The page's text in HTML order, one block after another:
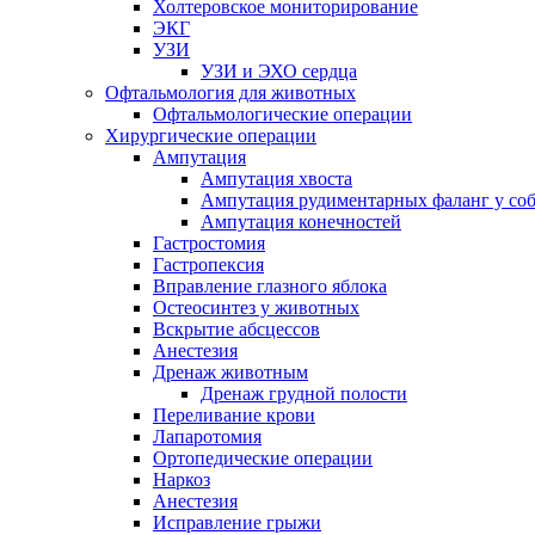
Холтеровское мониторирование
ЭКГ
УЗИ
УЗИ и ЭХО сердца
Офтальмология для животных
Офтальмологические операции
Хирургические операции
Ампутация
Ампутация хвоста
Ампутация рудиментарных фаланг у
Ампутация конечностей
Гастростомия
Гастропексия
Вправление глазного яблока
Остеосинтез у животных
Вскрытие абсцессов
Анестезия
Дренаж животным
Дренаж грудной полости
Переливание крови
Лапаротомия
Ортопедические операции
Наркоз
Анестезия
Исправление грыжи